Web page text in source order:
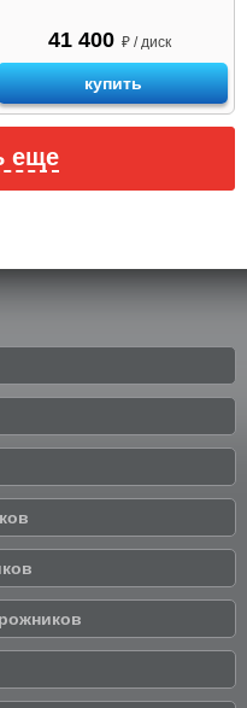
41 400 ₽ / диск
купить
еще